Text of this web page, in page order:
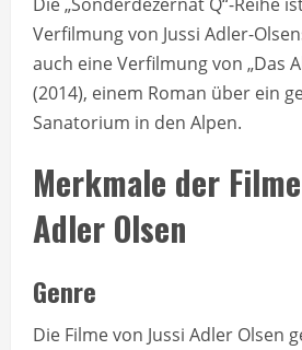
Verfilmung von Jussi Adler-
auch eine Verfilmung von „Das
(2014), einem Roman über ein
Sanatorium in den Alpen.
Merkmale der
Adler Olsen
Genre
Die Filme von Jussi Adler Olsen